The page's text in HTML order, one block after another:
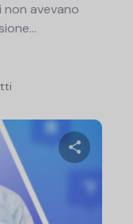
non avevano